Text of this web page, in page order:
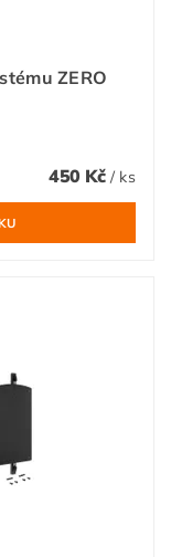
ZERO
450 Kč / ks